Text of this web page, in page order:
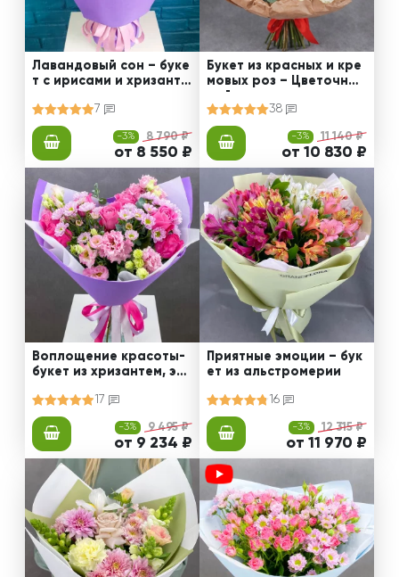
Лавандовый сон – буке
т с ирисами и хризанте
7
-3% 8 790 ₽
от 8 550 ₽
Букет из красных и кре
мовых роз – Цветочный
38
-3% 11 140 ₽
от 10 830 ₽
Воплощение красоты-
букет из хризантем, эус
17
-3% 9 495 ₽
от 9 234 ₽
Приятные эмоции – бук
ет из альстромерии
16
-3% 12 315 ₽
от 11 970 ₽